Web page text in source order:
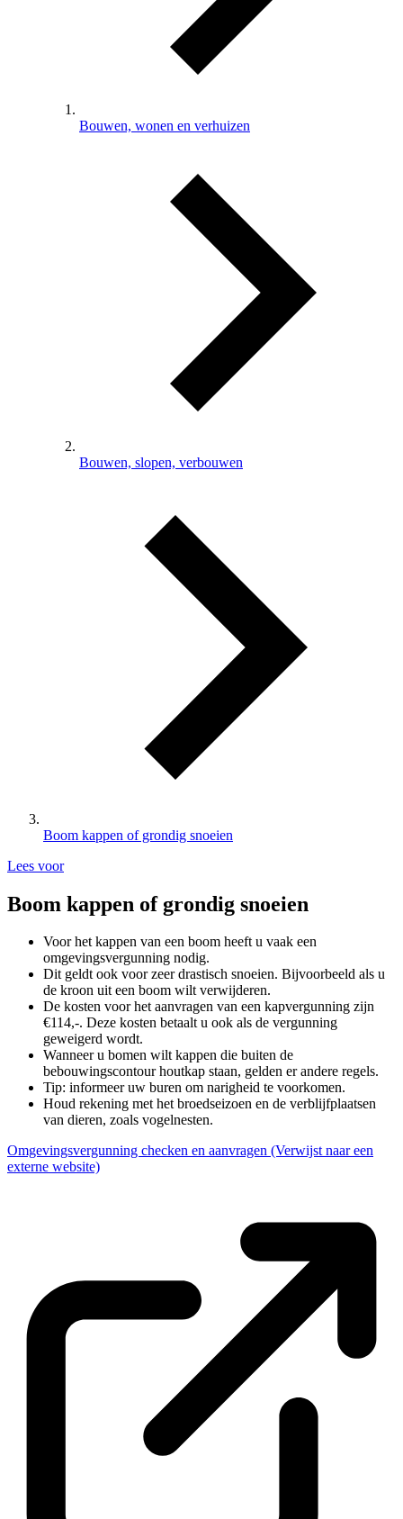
Bouwen, wonen en verhuizen
Bouwen, slopen, verbouwen
Boom kappen of grondig snoeien
Lees voor
Boom kappen of grondig snoeien
Voor het kappen van een boom heeft u vaak een
omgevingsvergunning nodig.
Dit geldt ook voor zeer drastisch snoeien. Bijvoorbeeld als u
de kroon uit een boom wilt verwijderen.
De kosten voor het aanvragen van een kapvergunning zijn
€114,-. Deze kosten betaalt u ook als de vergunning
geweigerd wordt.
Wanneer u bomen wilt kappen die buiten de
bebouwingscontour houtkap staan, gelden er andere regels.
Tip: informeer uw buren om narigheid te voorkomen.
Houd rekening met het broedseizoen en de verblijfplaatsen
van dieren, zoals vogelnesten.
Omgevingsvergunning checken en aanvragen (Verwijst naar een
externe website)